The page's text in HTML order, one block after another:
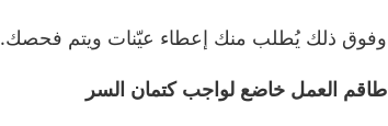
وفوق ذلك يُطلب منك إعطاء عيّنات ويتم فحصك.
طاقم العمل خاضع لواجب كتمان السر